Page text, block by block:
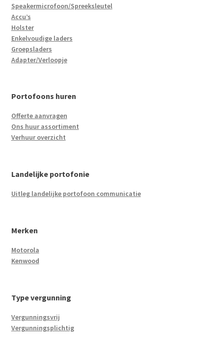
Speakermicrofoon/Spreeksleutel
Accu’s
Holster
Enkelvoudige laders
Groepsladers
Adapter/Verloopje
Portofoons huren
Offerte aanvragen
Ons huur assortiment
Verhuur overzicht
Landelijke portofonie
Uitleg landelijke portofoon communicatie
Merken
Motorola
Kenwood
Type vergunning
Vergunningsvrij
Vergunningsplichtig